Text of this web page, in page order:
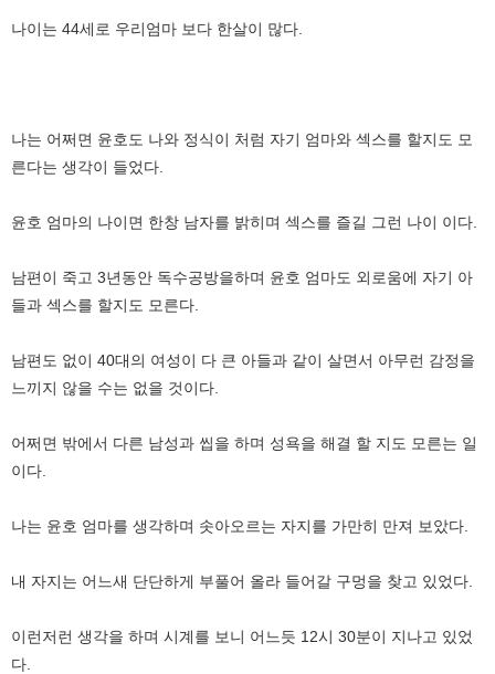
나이는 44세로 우리엄마 보다 한살이 많다.
나는 어쩌면 윤호도 나와 정식이 처럼 자기 엄마와 섹스를 할지도 모
른다는 생각이 들었다.
윤호 엄마의 나이면 한창 남자를 밝히며 섹스를 즐길 그런 나이 이다.
남편이 죽고 3년동안 독수공방을하며 윤호 엄마도 외로움에 자기 아
들과 섹스를 할지도 모른다.
남편도 없이 40대의 여성이 다 큰 아들과 같이 살면서 아무런 감정을
느끼지 않을 수는 없을 것이다.
어쩌면 밖에서 다른 남성과 씹을 하며 성욕을 해결 할 지도 모른는 일
이다.
나는 윤호 엄마를 생각하며 솟아오르는 자지를 가만히 만져 보았다.
내 자지는 어느새 단단하게 부풀어 올라 들어갈 구멍을 찾고 있었다.
이런저런 생각을 하며 시계를 보니 어느듯 12시 30분이 지나고 있었
다.